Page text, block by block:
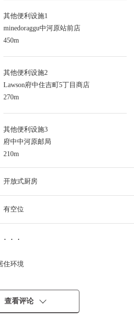
其他便利设施1
minedoraggu中河原站前店
450m
其他便利设施2
Lawson府中住吉町5丁目商店
270m
其他便利设施3
府中中河原邮局
210m
开放式厨房
有空位
・・・
住环境
好
行10分钟的范围以内准备
查看评论